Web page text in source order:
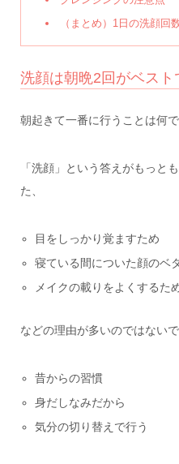
（まとめ）1日の洗顔回
洗顔は朝晩2回がベスト
朝起きて一番に行うことは何
「洗顔」という答えがもっと
た、
目をしっかり覚ますため
寝ている間についた顔のベ
メイクの載りをよくするた
などの理由が多いのではないで
昔からの習慣
身だしなみだから
気分の切り替えで行う